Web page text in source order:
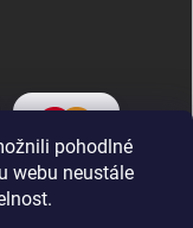
pohodlné
webu neustále